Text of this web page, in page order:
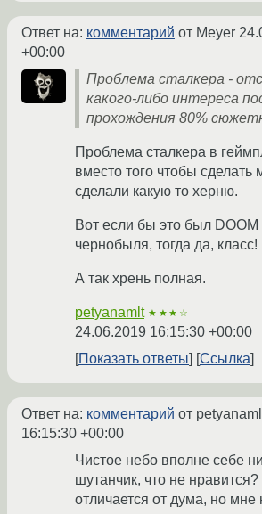
Ответ на: комментарий от Meyer
+00:00
Проблема сталкера -
какого-либо интереса
прохождения 80%
Проблема сталкера в
вместо того чтобы сделать
сделали какую то херню.
Вот если бы это был DOOM
чернобыля, тогда да, класс!
А так хрень полная.
petyanamlt ★★★☆
24.06.2019 16:15:30 +00:00
Показать ответы
Ссылка
Ответ на: комментарий от
16:15:30 +00:00
Чистое небо вполне себе
шутанчик, что не
отличается от дума, но мне